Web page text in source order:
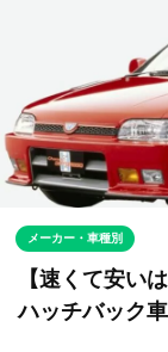
メーカー・車種別
【速くて安い
ハッチバック